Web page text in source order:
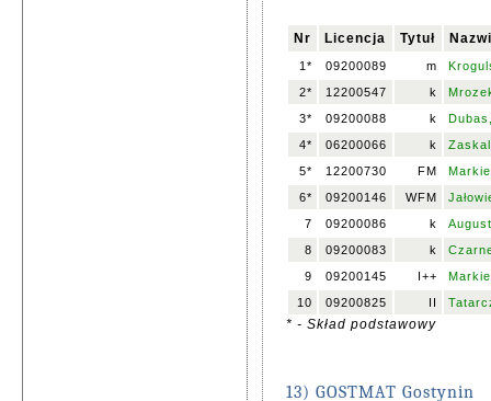
Nr Licencja Tytuł
1* 09200089 m
2*
12200547 k
3*
09200088 k
4*
06200066 k
5*
12200730 FM
6*
09200146 WFM
7
09200086 k
8
09200083 k
9
09200145 I++
10
09200825 II
* - Skład podstawowy
13) GOSTMAT Gostynin